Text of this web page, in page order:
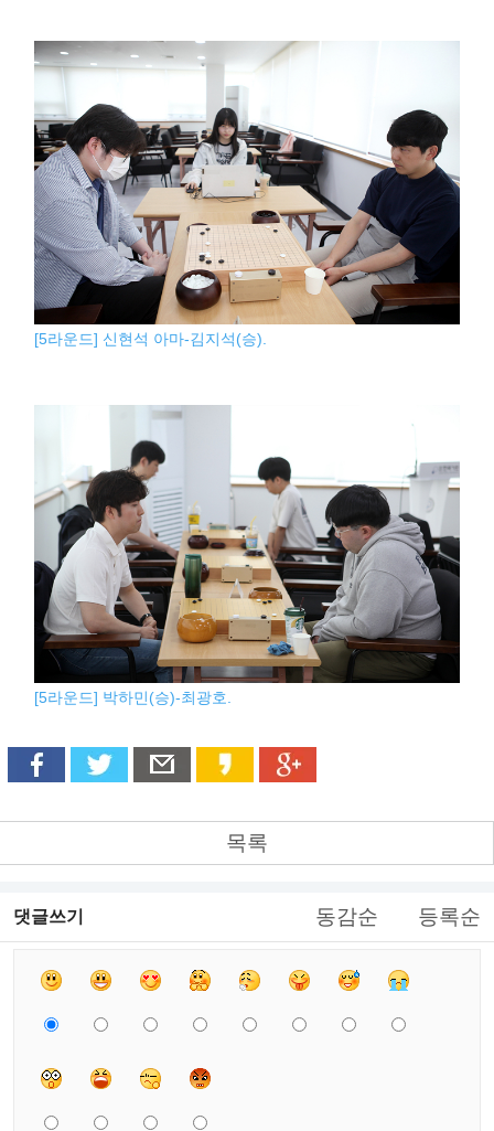
[5라운드] 신현석 아마-김지석(승).
[5라운드] 박하민(승)-최광호.
목록
댓글쓰기 동감순 등록순